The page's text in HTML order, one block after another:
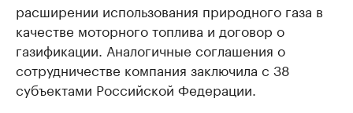
расширении использования природного газа в
качестве моторного топлива и договор о
газификации. Аналогичные соглашения о
сотрудничестве компания заключила с 38
субъектами Российской Федерации.